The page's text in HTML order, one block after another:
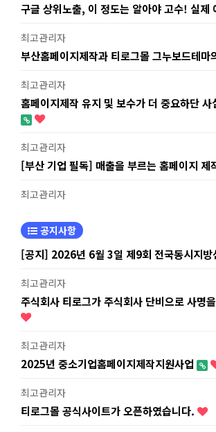
구글 상위노출, 이 정도는 알아야 고수! 실
최고관리자
부산홈페이지제작과 티로그몰 그누보드테마
최고관리자
홈페이지제작 유지 및 보수가 더 중요하단
최고관리자
[부산 기업 필독] 매출을 부르는 홈페이지
최고관리자
공지사항
[공지] 2026년 6월 3일 제9회 전국동시지
최고관리자
주식회사 티로그가 주식회사 단비으로 사명
최고관리자
2025년 중소기업홈페이지제작지원사업
최고관리자
티로그몰 공식사이트가 오픈하였습니다.